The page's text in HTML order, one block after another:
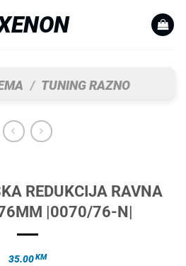
/ TUNING RAZNO
REDUKCIJA RAVNA
|0070/76-N|
35.00KM